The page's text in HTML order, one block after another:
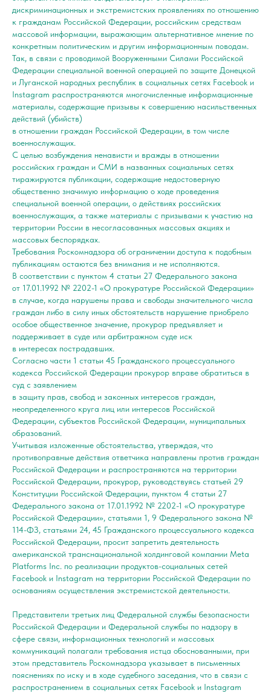
дискриминационных и экстремистских проявлениях по отношению
к гражданам Российской Федерации, российским средствам
массовой информации, выражающим альтернативное мнение по
конкретным политическим и другим информационным поводам.
Так, в связи с проводимой Вооруженными Силами Российской
Федерации специальной военной операцией по защите Донецкой
и Луганской народных республик в социальных сетях Facebook и
Instagram распространяются многочисленные информационные
материалы, содержащие призывы к совершению насильственных
действий (убийств)
в отношении граждан Российской Федерации, в том числе
военнослужащих.
С целью возбуждения ненависти и вражды в отношении
российских граждан и СМИ в названных социальных сетях
тиражируются публикации, содержащие недостоверную
общественно значимую информацию о ходе проведения
специальной военной операции, о действиях российских
военнослужащих, а также материалы с призывами к участию на
территории России в несогласованных массовых акциях и
массовых беспорядках.
Требования Роскомнадзора об ограничении доступа к подобным
публикациям остаются без внимания и не исполняются.
В соответствии с пунктом 4 статьи 27 Федерального закона
от 17.01.1992 № 2202-1 «О прокуратуре Российской Федерации»
в случае, когда нарушены права и свободы значительного числа
граждан либо в силу иных обстоятельств нарушение приобрело
особое общественное значение, прокурор предъявляет и
поддерживает в суде или арбитражном суде иск
в интересах пострадавших.
Согласно части 1 статьи 45 Гражданского процессуального
кодекса Российской Федерации прокурор вправе обратиться в
суд с заявлением
в защиту прав, свобод и законных интересов граждан,
неопределенного круга лиц или интересов Российской
Федерации, субъектов Российской Федерации, муниципальных
образований.
Учитывая изложенные обстоятельства, утверждая, что
противоправные действия ответчика направлены против граждан
Российской Федерации и распространяются на территории
Российской Федерации, прокурор, руководствуясь статьей 29
Конституции Российской Федерации, пунктом 4 статьи 27
Федерального закона от 17.01.1992 № 2202-1 «О прокуратуре
Российской Федерации», статьями 1, 9 Федерального закона №
114-ФЗ, статьями 24, 45 Гражданского процессуального кодекса
Российской Федерации, просит запретить деятельность
американской транснациональной холдинговой компании Meta
Platforms Inc. по реализации продуктов-социальных сетей
Facebook и Instagram на территории Российской Федерации по
основаниям осуществления экстремистской деятельности.
Представители третьих лиц Федеральной службы безопасности
Российской Федерации и Федеральной службы по надзору в
сфере связи, информационных технологий и массовых
коммуникаций полагали требования истца обоснованными, при
этом представитель Роскомнадзора указывает в письменных
пояснениях по иску и в ходе судебного заседания, что в связи с
распространением в социальных сетях Facebook и Instagram